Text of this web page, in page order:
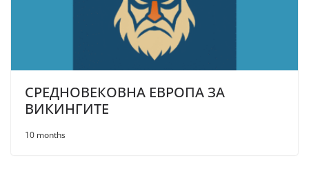
СРЕДНОВЕКОВНА ЕВРОПА ЗА
ВИКИНГИТЕ
10 months